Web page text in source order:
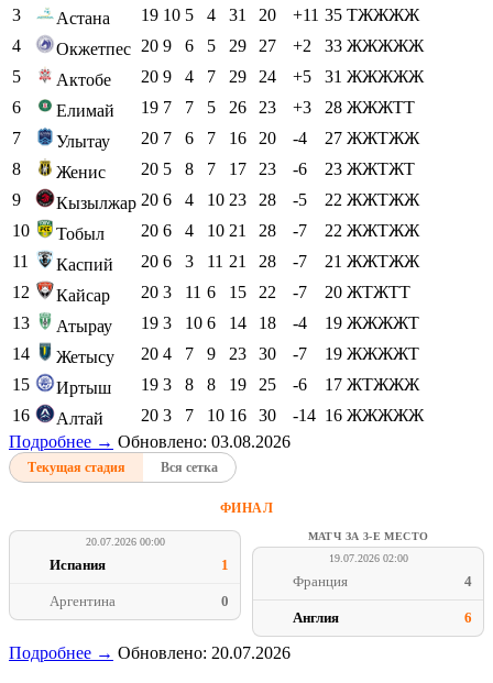
3
Астана 19 10 5 4 31 20 +11 35 ТЖЖЖЖ
4
Окжетпес 20 9 6 5 29 27 +2 33 ЖЖЖЖЖ
5
Актобе 20 9 4 7 29 24 +5 31 ЖЖЖЖЖ
6
Елимай 19 7 7 5 26 23 +3 28 ЖЖЖТТ
7
Улытау 20 7 6 7 16 20 -4 27 ЖЖТЖЖ
8
Женис 20 5 8 7 17 23 -6 23 ЖЖТЖТ
9
Кызылжар 20 6 4 10 23 28 -5 22 ЖЖТЖЖ
10
Тобыл 20 6 4 10 21 28 -7 22 ЖЖТЖЖ
11
Каспий 20 6 3 11 21 28 -7 21 ЖЖТЖЖ
12
Кайсар 20 3 11 6 15 22 -7 20 ЖТЖТТ
13
Атырау 19 3 10 6 14 18 -4 19 ЖЖЖЖТ
14
Жетысу 20 4 7 9 23 30 -7 19 ЖЖЖЖТ
15
Иртыш 19 3 8 8 19 25 -6 17 ЖТЖЖЖ
16
Алтай 20 3 7 10 16 30 -14 16 ЖЖЖЖЖ
Подробнее → Обновлено: 03.08.2026
Текущая стадия Вся сетка
ФИНАЛ
20.07.2026 00:00
Испания 1
Аргентина 0
МАТЧ ЗА 3-Е МЕСТО
19.07.2026 02:00
Франция 4
Англия 6
Подробнее → Обновлено: 20.07.2026